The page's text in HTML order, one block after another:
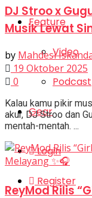
Feature
Video
Podcast
Gear
Login
Register
DJ Stroo x
Musik Lewat
by Mahdesi
19 Oktober 2025
0
Kalau kamu pikir
akur, DJ Stroo dan
mentah-mentah. ...
ReyMod Rilis